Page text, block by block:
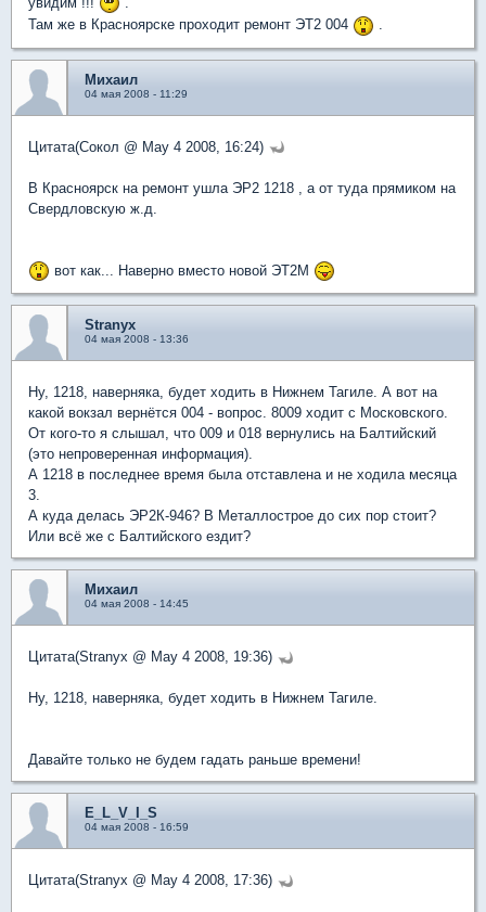
Там же в Красноярске проходит ремонт ЭТ2 004
.
Михаил
04 мая 2008 - 11:29
Цитата(Сокол @ May 4 2008, 16:24)
В Красноярск на ремонт ушла ЭР2 1218 , а от туда прямиком на
Свердловскую ж.д.
вот как... Наверно вместо новой ЭТ2М
Stranyx
04 мая 2008 - 13:36
Ну, 1218, наверняка, будет ходить в Нижнем Тагиле. А вот на
какой вокзал вернётся 004 - вопрос. 8009 ходит с Московского.
От кого-то я слышал, что 009 и 018 вернулись на Балтийский
(это непроверенная информация).
А 1218 в последнее время была отставлена и не ходила месяца
3.
А куда делась ЭР2К-946? В Металлострое до сих пор стоит?
Или всё же с Балтийского ездит?
Михаил
04 мая 2008 - 14:45
Цитата(Stranyx @ May 4 2008, 19:36)
Ну, 1218, наверняка, будет ходить в Нижнем Тагиле.
Давайте только не будем гадать раньше времени!
E_L_V_I_S
04 мая 2008 - 16:59
Цитата(Stranyx @ May 4 2008, 17:36)